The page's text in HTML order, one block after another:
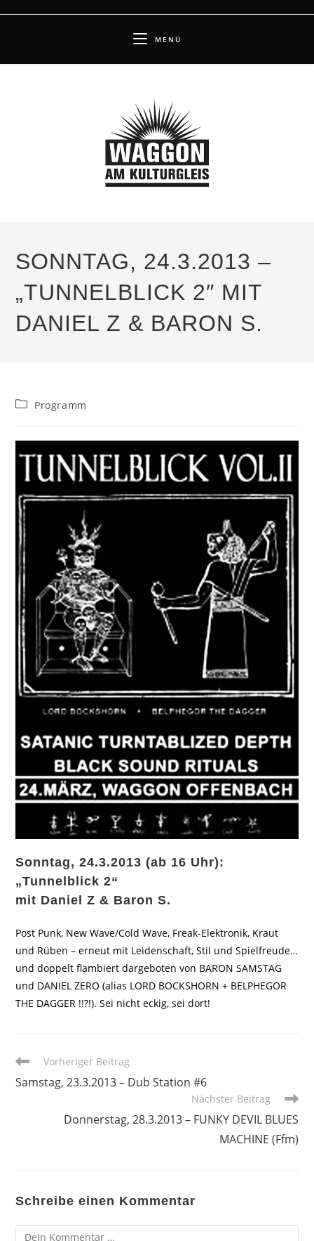
MENÜ
SONNTAG, 24.3.2013 –
„TUNNELBLICK 2″ MIT
DANIEL Z & BARON S.
Beitrags-
Programm
Sonntag, 24.3.2013 (ab 16 Uhr):
„Tunnelblick 2“
mit Daniel Z & Baron S.
Post Punk, New Wave/Cold Wave, Freak-Elektronik, Kraut
und Rüben – erneut mit Leidenschaft, Stil und Spielfreude…
und doppelt flambiert dargeboten von BARON SAMSTAG
und DANIEL ZERO (alias LORD BOCKSHORN + BELPHEGOR
THE DAGGER !!?!). Sei nicht eckig, sei dort!
Weitere
ansehen
Vorheriger Beitrag
Samstag, 23.3.2013 – Dub Station #6
Nächster Beitrag
Donnerstag, 28.3.2013 – FUNKY DEVIL BLUES
MACHINE (Ffm)
Schreibe einen Kommentar
Kommentar